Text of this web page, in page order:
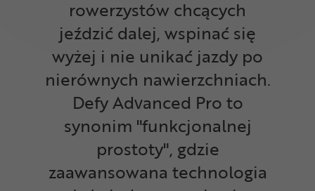
rowerzystów chcących
jeździć dalej, wspinać się
wyżej i nie unikać jazdy po
nierównych nawierzchniach.
Defy Advanced Pro to
synonim "funkcjonalnej
prostoty", gdzie
zaawansowana technologia